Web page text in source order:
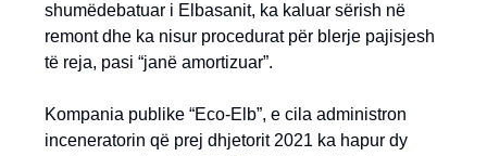
shumëdebatuar i Elbasanit, ka kaluar sërish në
remont dhe ka nisur procedurat për blerje pajisjesh
të reja, pasi “janë amortizuar”.
Kompania publike “Eco-Elb”, e cila administron
inceneratorin që prej dhjetorit 2021 ka hapur dy